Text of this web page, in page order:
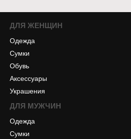
ДЛЯ ЖЕНЩИН
Одежда
Сумки
Обувь
Аксессуары
Украшения
ДЛЯ МУЖЧИН
Одежда
Сумки